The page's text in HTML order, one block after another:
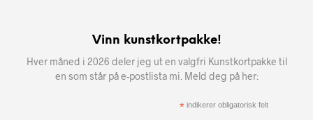
Vinn kunstkortpakke!
Hver måned i 2026 deler jeg ut en valgfri Kunstkortpakke til
en som står på e-postlista mi. Meld deg på her:
* indikerer obligatorisk felt